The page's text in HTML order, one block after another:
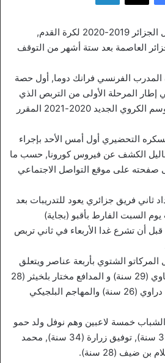
استأنف شباب بلوزداد, بطل الجزائر 2019-2020 لكرة القدم,
العاصمة بعد ستة أشهر من التوقف
المدرب الفرنسي فرانك دوما, أول حصة
إطار المرحلة الأولى من التربص الذي
دخله استعدادا لانطلاق الموسم الكروي الجديد 2020-2021 المقرر
التحضيري أول أمس الأحد بإجراء
الكشف عن فيروس كورونا, حسب ما
صفحته على موقع التواصل الاجتماعي
ثاني فريق جزائري يعود للتدريبات بعد
السبت الفارط بأقبو (بجاية)
أن تشرع غدا الأربعاء في ثاني تربص
الشتوي بأربعة عناصر ويتعلق
الأمر بالحارس توفيق موساوي (29 سنة) و المدافع مختار بلخيثر (28
سنة) و لاعب الوسط زكريا دراوي (26 سنة) والمهاجم البلجيكي
خمسة لاعبين وهم نوفل ولد حمو
(21 سنة), أحمد قاسمي (35 سنة), توفيق زرارة (34 سنة), محمد